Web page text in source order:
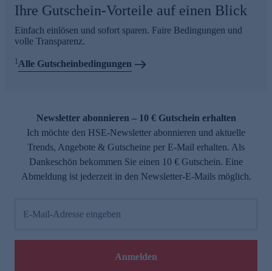
Ihre Gutschein-Vorteile auf einen Blick
Einfach einlösen und sofort sparen. Faire Bedingungen und
volle Transparenz.
1Alle Gutscheinbedingungen
Newsletter abonnieren – 10 € Gutschein erhalten
Ich möchte den HSE-Newsletter abonnieren und aktuelle
Trends, Angebote & Gutscheine per E-Mail erhalten. Als
Dankeschön bekommen Sie einen 10 € Gutschein. Eine
Abmeldung ist jederzeit in den Newsletter-E-Mails möglich.
E-Mail-Adresse eingeben
Anmelden